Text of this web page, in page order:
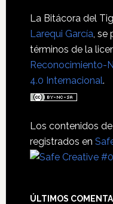
La Bitácora del
Larequi García ,
términos de la
Reconocimiento-
4.0 Internacional.
Los contenidos
registrados en
ÚLTIMOS